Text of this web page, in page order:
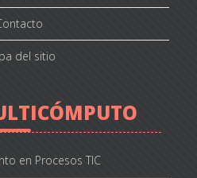
del sitio
en Procesos TIC